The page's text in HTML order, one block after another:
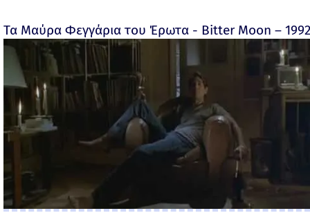
Τα Μαύρα Φεγγάρια του Έρωτα - Bitter Moon –